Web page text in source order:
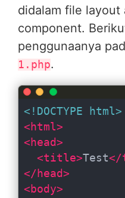
didalam file layout
component.
penggunaanya
1.php.
<!DOCTYPE html>
< html>
< head>
<title>Test</
</ head>
< body>